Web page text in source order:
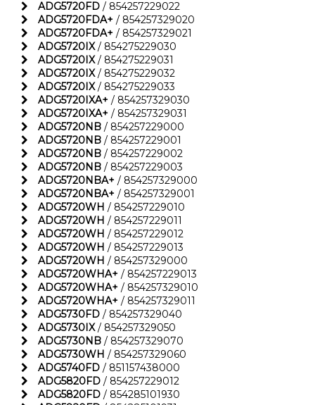
ADG5720FD / 854257229022
ADG5720FDA+ / 854257329020
ADG5720FDA+ / 854257329021
ADG5720IX/ 854275229030
ADG5720IX/ 854275229031
ADG5720IX/ 854275229032
ADG5720IX/ 854275229033
ADG5720IXA+ / 854257329030
ADG5720IXA+ / 854257329031
ADG5720NB / 854257229000
ADG5720NB / 854257229001
ADG5720NB / 854257229002
ADG5720NB / 854257229003
ADG5720NBA+ / 854257329000
ADG5720NBA+ / 854257329001
ADG5720WH / 854257229010
ADG5720WH / 854257229011
ADG5720WH / 854257229012
ADG5720WH / 854257229013
ADG5720WH / 854257329000
ADG5720WHA+ / 854257229013
ADG5720WHA+ / 854257329010
ADG5720WHA+ / 854257329011
ADG5730FD / 854257329040
ADG5730IX/ 854257329050
ADG5730NB / 854257329070
ADG5730WH / 854257329060
ADG5740FD / 851157438000
ADG5820FD / 854257229012
ADG5820FD / 854285101930